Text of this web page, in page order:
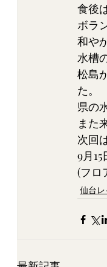
食後
ボラ
和や
水槽
松島
た。
県の
また
次回
9月
(フロ
仙台